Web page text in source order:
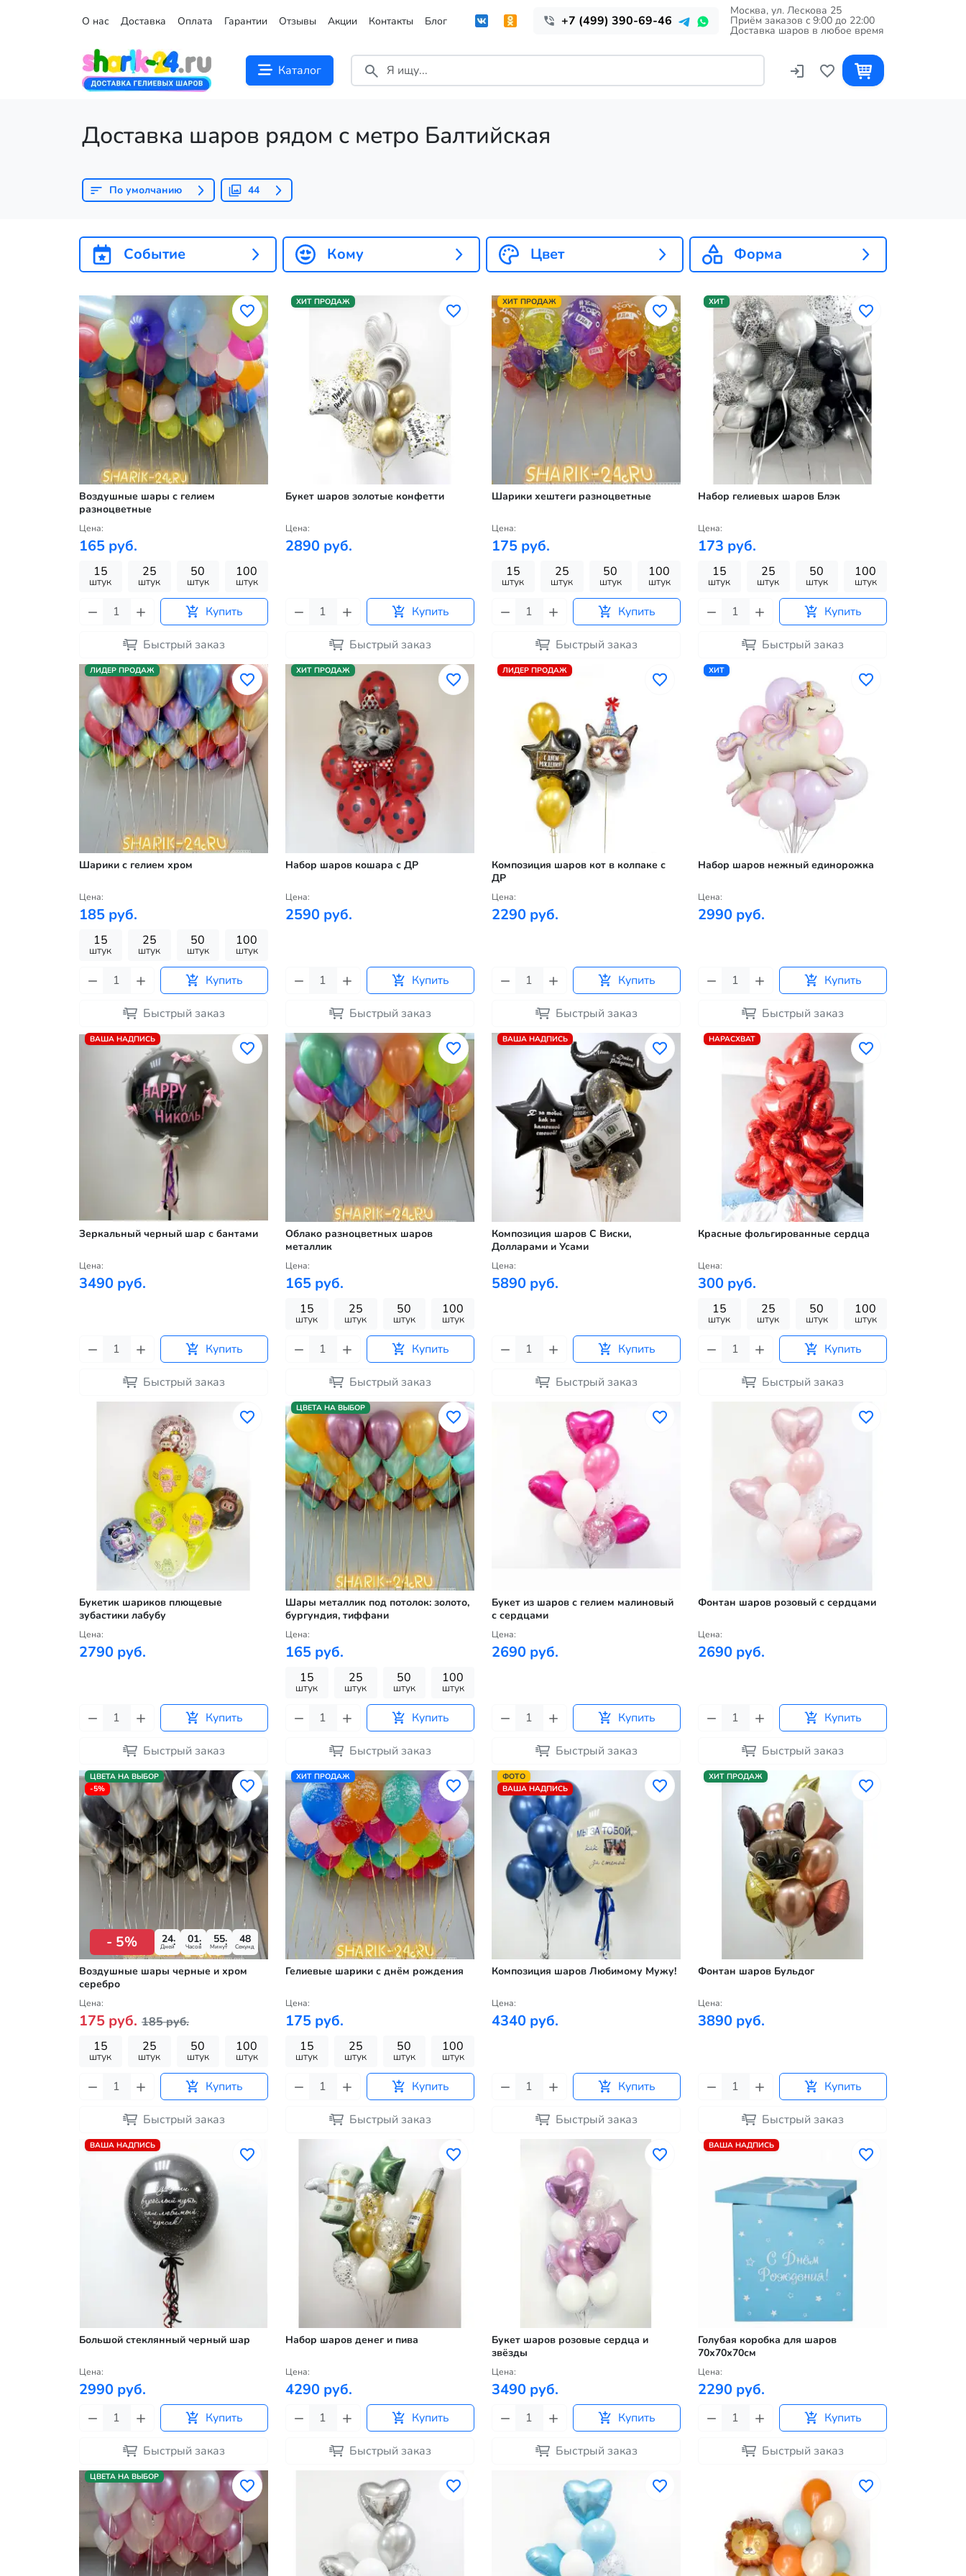
О нас Доставка Оплата Гарантии Отзывы Акции Контакты Блог +7 (499) 390-69-46
Москва, ул. Лескова 25
Приём заказов c 9:00 до 22:00
Доставка шаров в любое время
Каталог
Доставка шаров рядом с метро Балтийская
По умолчанию 44
Событие Кому Цвет Форма
Воздушные шары с гелием
разноцветные
Цена:
165 руб.
15
штук
25
штук
50
штук
100
штук
Купить
Быстрый заказ
ХИТ ПРОДАЖ
Букет шаров золотые конфетти
Цена:
2890 руб.
Купить
Быстрый заказ
ХИТ ПРОДАЖ
Шарики хештеги разноцветные
Цена:
175 руб.
15
штук
25
штук
50
штук
100
штук
Купить
Быстрый заказ
ХИТ
Набор гелиевых шаров Блэк
Цена:
173 руб.
15
штук
25
штук
50
штук
100
штук
Купить
Быстрый заказ
ЛИДЕР ПРОДАЖ
Шарики с гелием хром
Цена:
185 руб.
15
штук
25
штук
50
штук
100
штук
Купить
Быстрый заказ
ХИТ ПРОДАЖ
Набор шаров кошара с ДР
Цена:
2590 руб.
Купить
Быстрый заказ
ЛИДЕР ПРОДАЖ
Композиция шаров кот в колпаке с
ДР
Цена:
2290 руб.
Купить
Быстрый заказ
ХИТ
Набор шаров нежный единорожка
Цена:
2990 руб.
Купить
Быстрый заказ
ВАША НАДПИСЬ
Зеркальный черный шар с бантами
Цена:
3490 руб.
Купить
Быстрый заказ
Облако разноцветных шаров
металлик
Цена:
165 руб.
15
штук
25
штук
50
штук
100
штук
Купить
Быстрый заказ
ВАША НАДПИСЬ
Композиция шаров С Виски,
Долларами и Усами
Цена:
5890 руб.
Купить
Быстрый заказ
НАРАСХВАТ
Красные фольгированные сердца
Цена:
300 руб.
15
штук
25
штук
50
штук
100
штук
Купить
Быстрый заказ
Букетик шариков плющевые
зубастики лабубу
Цена:
2790 руб.
Купить
Быстрый заказ
ЦВЕТА НА ВЫБОР
Шары металлик под потолок: золото,
бургундия, тиффани
Цена:
165 руб.
15
штук
25
штук
50
штук
100
штук
Купить
Быстрый заказ
Букет из шаров с гелием малиновый
с сердцами
Цена:
2690 руб.
Купить
Быстрый заказ
Фонтан шаров розовый с сердцами
Цена:
2690 руб.
Купить
Быстрый заказ
ЦВЕТА НА ВЫБОР
-5%
- 5% 24
Дней
01
Часов
55
Минут
47
Секунд
Воздушные шары черные и хром
серебро
Цена:
175 руб. 185 руб.
15
штук
25
штук
50
штук
100
штук
Купить
Быстрый заказ
ХИТ ПРОДАЖ
Гелиевые шарики с днём рождения
Цена:
175 руб.
15
штук
25
штук
50
штук
100
штук
Купить
Быстрый заказ
ФОТО
ВАША НАДПИСЬ
Композиция шаров Любимому Мужу!
Цена:
4340 руб.
Купить
Быстрый заказ
ХИТ ПРОДАЖ
Фонтан шаров Бульдог
Цена:
3890 руб.
Купить
Быстрый заказ
ВАША НАДПИСЬ
Большой стеклянный черный шар
Цена:
2990 руб.
Купить
Быстрый заказ
Набор шаров денег и пива
Цена:
4290 руб.
Купить
Быстрый заказ
Букет шаров розовые сердца и
звёзды
Цена:
3490 руб.
Купить
Быстрый заказ
ВАША НАДПИСЬ
Голубая коробка для шаров
70х70х70см
Цена:
2290 руб.
Купить
Быстрый заказ
ЦВЕТА НА ВЫБОР